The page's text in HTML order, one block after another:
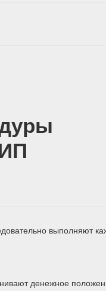
выполняют
денежное